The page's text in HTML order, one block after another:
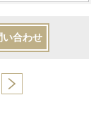
い合わせ